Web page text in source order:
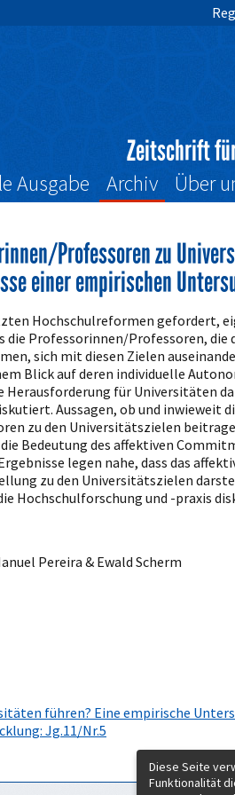
Zeitschrift
Ausgabe Archiv Über
Professoren zu
einer empirischen
Hochschulreformen gefordert,
die Professorinnen/Professoren, die
sich mit diesen Zielen
Blick auf deren individuelle
für Universitäten
Aussagen, ob und inwieweit
zu den Universitätszielen
Bedeutung des affektiven
legen nahe, dass das
zu den Universitätszielen
Hochschulforschung und -praxis
Pereira & Ewald Scherm
führen? Eine empirische
Jg.11/Nr.5
Diese Seite
Funktionalität